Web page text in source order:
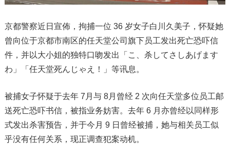
京都警察近日宣佈，拘捕一位 36 岁女子白川久美子，怀疑她
曾向位于京都市南区的任天堂公司旗下员工发出死亡恐吓信
件，并以大小姐的独特口吻发出「こ、杀してさしあげます
わ」「任天堂死んじゃえ！」等讯息。
被捕女子怀疑于去年 7月与 8月曾经 2 次向任天堂多位员工邮
送死亡恐吓书信，被指业务妨害。去年 6 月亦曾经以同样形
式发出杀害预告，并于今月 9 日曾经被捕，她与相关员工似
乎没有任何关系，现正调查犯案动机。